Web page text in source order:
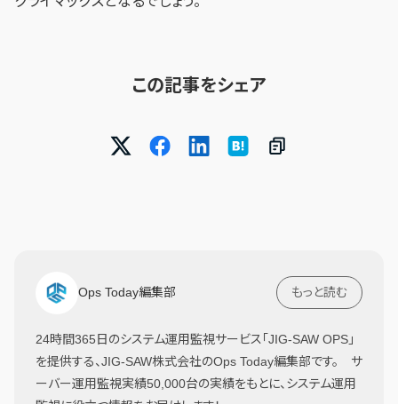
この記事をシェア
Ops Today編集部 もっと読む
24時間365日のシステム運用監視サービス「JIG-SAW OPS」
を提供する、JIG-SAW株式会社のOps Today編集部です。 サ
ーバー運用監視実績50,000台の実績をもとに、システム運用